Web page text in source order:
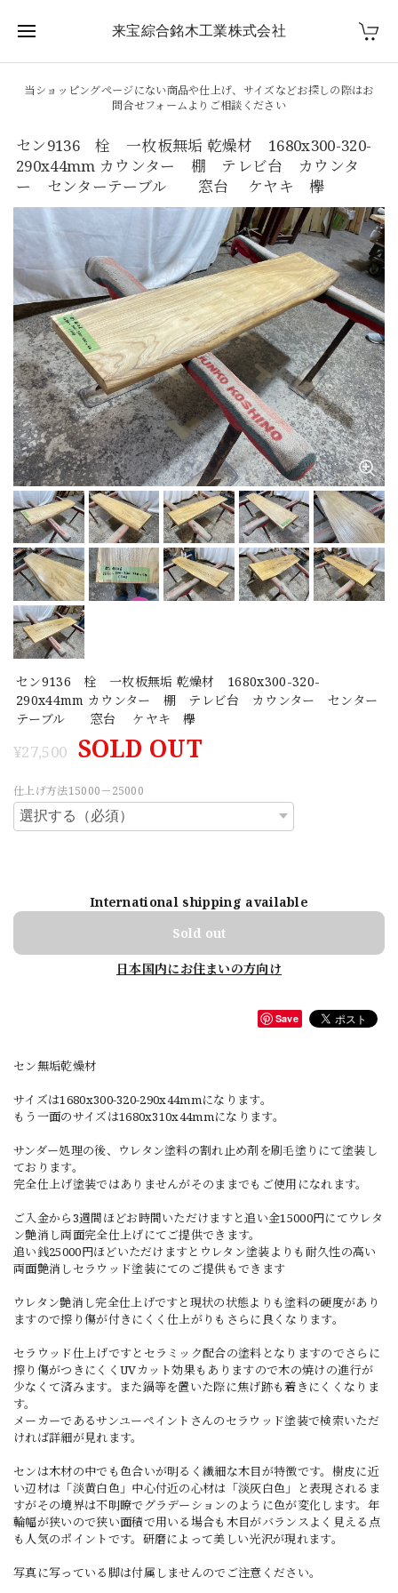
来宝綜合銘木工業株式会社
当ショッピングページにない商品や仕上げ、サイズなどお探しの際はお
問合せフォームよりご相談ください
セン9136 栓 一枚板無垢 乾燥材 1680x300-320-
290x44mm カウンター 棚 テレビ台 カウンタ
ー センターテーブル 窓台 ケヤキ 欅
セン9136 栓 一枚板無垢 乾燥材 1680x300-320-
290x44mm カウンター 棚 テレビ台 カウンター センター
テーブル 窓台 ケヤキ 欅
¥27,500 SOLD OUT
仕上げ方法15000－25000
International shipping available
Sold out
日本国内にお住まいの方向け
Save
セン無垢乾燥材
サイズは1680x300-320-290x44mmになります。
もう一面のサイズは1680x310x44mmになります。
サンダー処理の後、ウレタン塗料の割れ止め剤を刷毛塗りにて塗装し
ております。
完全仕上げ塗装ではありませんがそのままでもご使用になれます。
ご入金から3週間ほどお時間いただけますと追い金15000円にてウレタ
ン艶消し両面完全仕上げにてご提供できます。
追い銭25000円ほどいただけますとウレタン塗装よりも耐久性の高い
両面艶消しセラウッド塗装にてのご提供もできます
ウレタン艶消し完全仕上げですと現状の状態よりも塗料の硬度があり
ますので擦り傷が付きにくく仕上がりもさらに良くなります。
セラウッド仕上げですとセラミック配合の塗料となりますのでさらに
擦り傷がつきにくくUVカット効果もありますので木の焼けの進行が
少なくて済みます。また鍋等を置いた際に焦げ跡も着きにくくなりま
す。
メーカーであるサンユーペイントさんのセラウッド塗装で検索いただ
ければ詳細が見れます。
センは木材の中でも色合いが明るく繊細な木目が特徴です。樹皮に近
い辺材は「淡黄白色」中心付近の心材は「淡灰白色」と表現されるま
すがその境界は不明瞭でグラデーションのように色が変化します。年
輪幅が狭いので狭い面積で用いる場合も木目がバランスよく見える点
も人気のポイントです。研磨によって美しい光沢が現れます。
写真に写っている脚は付属しませんのでご注意ください。